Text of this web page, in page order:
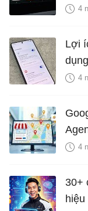
xóa4
Lợi
4
4
30+
hiệu